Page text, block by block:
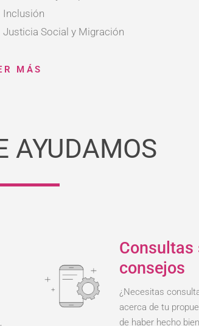
Inclusión
Justicia Social y Migración
MÁS
AYUDAMOS
Consultas
consejos
¿Necesitas
acerca de tu
de haber hecho